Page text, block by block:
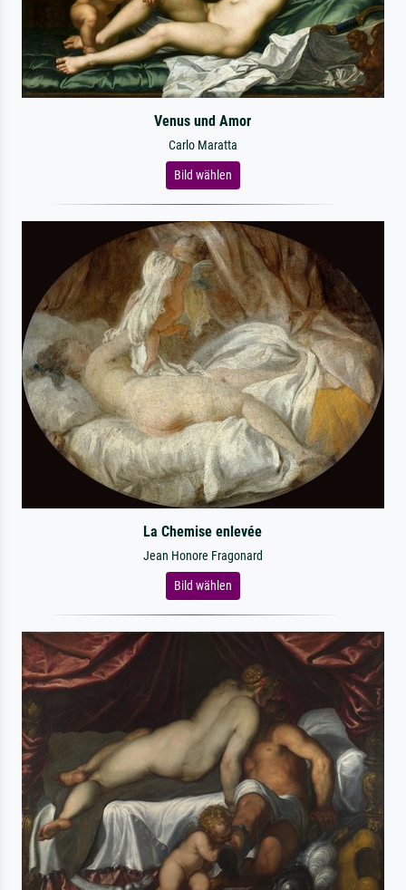
Venus und Amor
Carlo Maratta
Bild wählen
La Chemise enlevée
Jean Honore Fragonard
Bild wählen